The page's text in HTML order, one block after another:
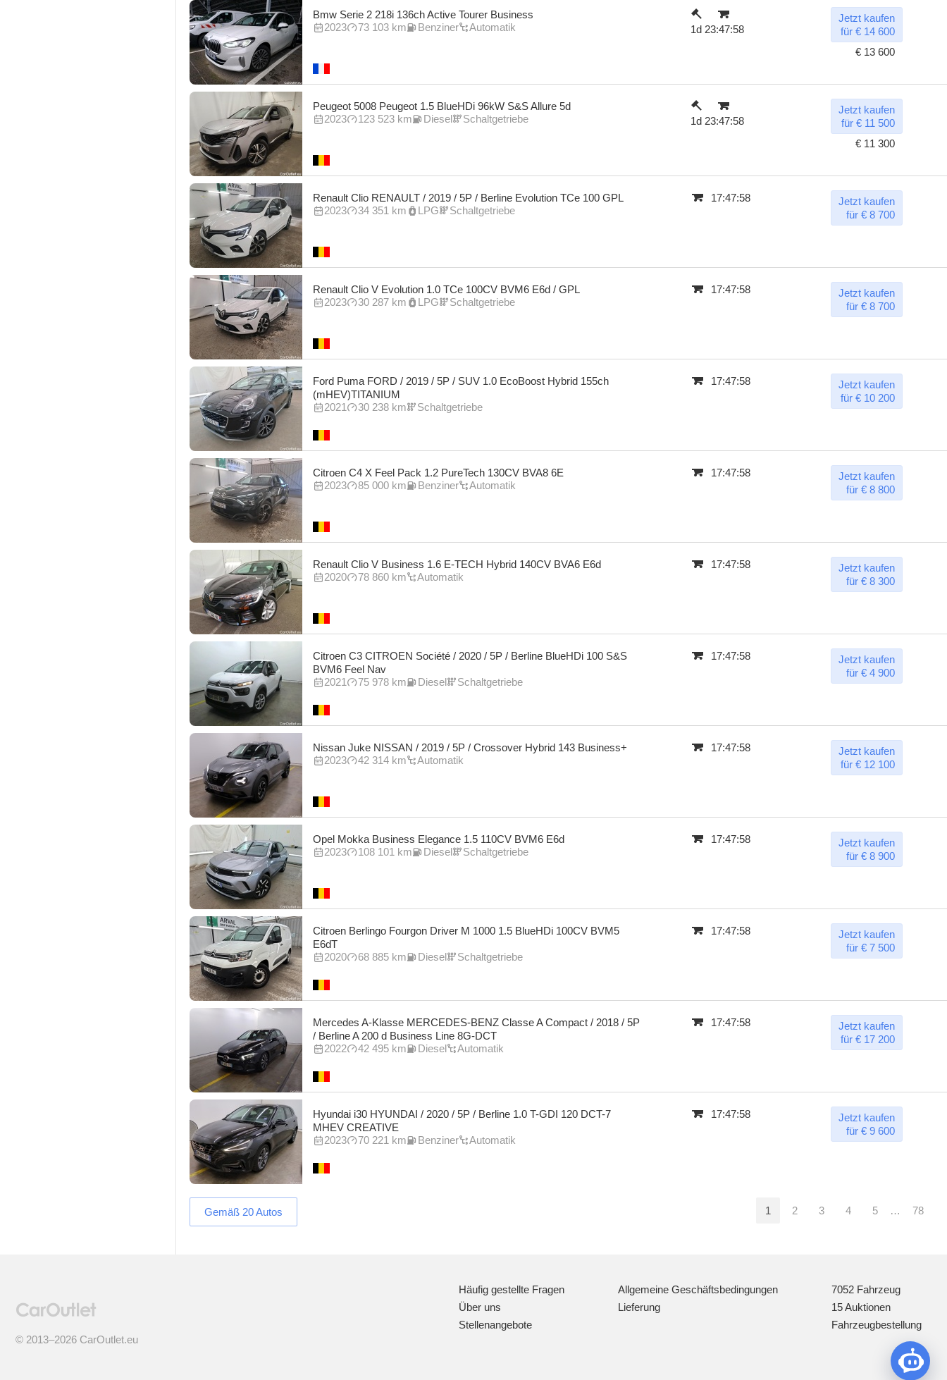
Bmw Serie 2 218i 136ch Active Tourer Business
2023
73 103 km Benziner Automatik 1d 23:47:57
Jetzt kaufen
für € 14 600
€ 13 600
Peugeot 5008 Peugeot 1.5 BlueHDi 96kW S&S Allure 5d
2023
123 523 km Diesel Schaltgetriebe 1d 23:47:57
Jetzt kaufen
für € 11 500
€ 11 300
Renault Clio RENAULT / 2019 / 5P / Berline Evolution TCe 100 GPL
2023
34 351 km LPG Schaltgetriebe
17:47:57
Jetzt kaufen
für € 8 700
Renault Clio V Evolution 1.0 TCe 100CV BVM6 E6d / GPL
2023
30 287 km LPG Schaltgetriebe
17:47:57
Jetzt kaufen
für € 8 700
Ford Puma FORD / 2019 / 5P / SUV 1.0 EcoBoost Hybrid 155ch
(mHEV)TITANIUM
2021
30 238 km Schaltgetriebe
17:47:57
Jetzt kaufen
für € 10 200
Citroen C4 X Feel Pack 1.2 PureTech 130CV BVA8 6E
2023
85 000 km Benziner Automatik
17:47:57
Jetzt kaufen
für € 8 800
Renault Clio V Business 1.6 E-TECH Hybrid 140CV BVA6 E6d
2020
78 860 km Automatik
17:47:57
Jetzt kaufen
für € 8 300
Citroen C3 CITROEN Société / 2020 / 5P / Berline BlueHDi 100 S&S
BVM6 Feel Nav
2021
75 978 km Diesel Schaltgetriebe
17:47:57
Jetzt kaufen
für € 4 900
Nissan Juke NISSAN / 2019 / 5P / Crossover Hybrid 143 Business+
2023
42 314 km Automatik
17:47:57
Jetzt kaufen
für € 12 100
Opel Mokka Business Elegance 1.5 110CV BVM6 E6d
2023
108 101 km Diesel Schaltgetriebe
17:47:57
Jetzt kaufen
für € 8 900
Citroen Berlingo Fourgon Driver M 1000 1.5 BlueHDi 100CV BVM5
E6dT
2020
68 885 km Diesel Schaltgetriebe
17:47:57
Jetzt kaufen
für € 7 500
Mercedes A-Klasse MERCEDES-BENZ Classe A Compact / 2018 / 5P
/ Berline A 200 d Business Line 8G-DCT
2022
42 495 km Diesel Automatik
17:47:57
Jetzt kaufen
für € 17 200
Hyundai i30 HYUNDAI / 2020 / 5P / Berline 1.0 T-GDI 120 DCT-7
MHEV CREATIVE
2023
70 221 km Benziner Automatik
17:47:57
Jetzt kaufen
für € 9 600
Gemäß 20 Autos 1 2 3 4 5 … 78
© 2013–2026 CarOutlet.eu
Häufig gestellte Fragen
Über uns
Stellenangebote
Allgemeine Geschäftsbedingungen
Lieferung
7052 Fahrzeug
15 Auktionen
Fahrzeugbestellung